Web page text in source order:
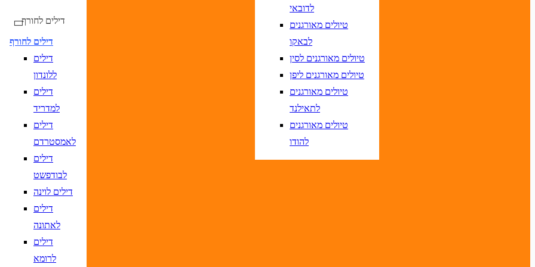
דילים לחורף
דילים לחורף
דילים
ללונדון
דילים
למדריד
דילים
לאמסטרדם
דילים
לבודפשט
דילים לוינה
דילים
לאתונה
דילים
לרומא
לדובאי
טיולים מאורגנים
לבאקו
טיולים מאורגנים לסין
טיולים מאורגנים ליפן
טיולים מאורגנים
לתאילנד
טיולים מאורגנים
להודו
טיסות ישירות בלבד טיסות אל על בלבד
הקלד יעד או עבור לכפתור הבא